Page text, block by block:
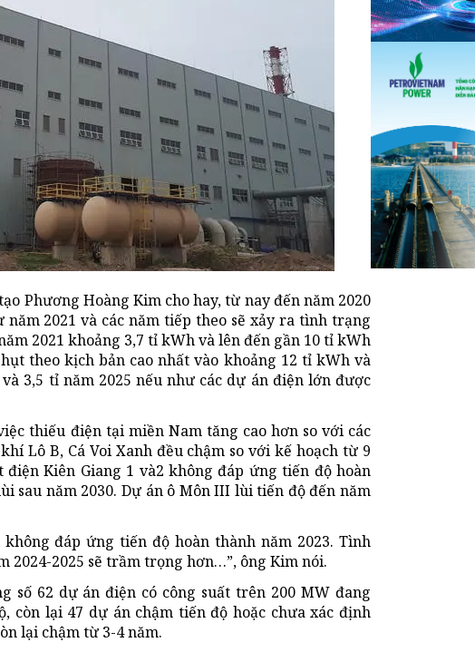
Phương Hoàng Kim cho hay, từ nay đến năm 2020
2021 và các năm tiếp theo sẽ xảy ra tình trạng
2021 khoảng 3,7 tỉ kWh và lên đến gần 10 tỉ kWh
theo kịch bản cao nhất vào khoảng 12 tỉ kWh và
3,5 tỉ năm 2025 nếu như các dự án điện lớn được
thiếu điện tại miền Nam tăng cao hơn so với các
Lô B, Cá Voi Xanh đều chậm so với kế hoạch từ 9
Kiên Giang 1 và2 không đáp ứng tiến độ hoàn
sau năm 2030. Dự án ô Môn III lùi tiến độ đến năm
đáp ứng tiến độ hoàn thành năm 2023. Tình
2025 sẽ trầm trọng hơn…”, ông Kim nói.
số 62 dự án điện có công suất trên 200 MW đang
còn lại 47 dự án chậm tiến độ hoặc chưa xác định
lại chậm từ 3-4 năm.